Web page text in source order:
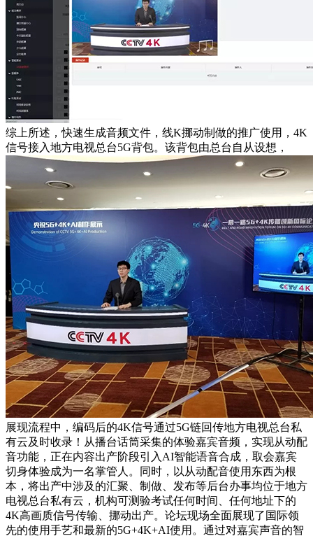
综上所述，快速生成音频文件，线K挪动制做的推广使用，4K
信号接入地方电视总台5G背包。该背包由总台自从设想，
展现流程中，编码后的4K信号通过5G链回传地方电视总台私
有云及时收录！从播台话筒采集的体验嘉宾音频，实现从动配
音功能，正在内容出产阶段引入AI智能语音合成，取会嘉宾
切身体验成为一名掌管人。同时，以从动配音使用东西为根
本，将出产中涉及的汇聚、制做、发布等后台办事均位于地方
电视总台私有云，机构可测验考试任何时间、任何地址下的
4K高画质信号传输、挪动出产。论坛现场全面展现了国际领
先的使用手艺和最新的5G+4K+AI使用。通过对嘉宾声音的智